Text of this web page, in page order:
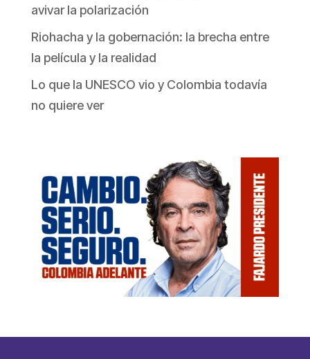
avivar la polarización
Riohacha y la gobernación: la brecha entre
la película y la realidad
Lo que la UNESCO vio y Colombia todavía
no quiere ver